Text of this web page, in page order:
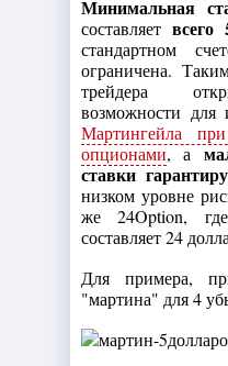
Минимальная
составляет
стандартном
ограничена.
трейдера
возможности для
Мартингейла
опционами, а
ставки
низком уровне
же 24Option,
составляет 24
Для примера,
"мартина" для 4